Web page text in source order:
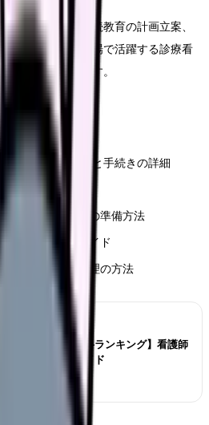
積み方から、継続教育の計画立案、
テップまで、現場で活躍する診療看
詳しく解説します。
新に必要な要件と手続きの詳細
的な計画立て方
ップと必要書類の準備方法
での実践的なガイド
効率的な記録管理の方法
仕事が大変な診療科ランキング】看護師
レス対策完全ガイド